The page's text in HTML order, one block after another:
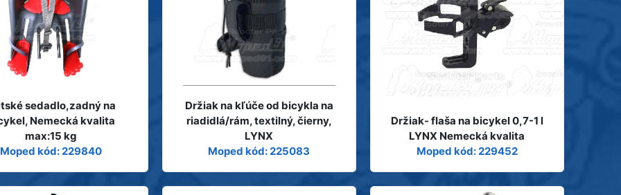
sedadlo,zadný na
Nemecká kvalita
max:15 kg
Moped kód: 229840
Držiak na kľúče od bicykla na
riadidlá/rám, textilný, čierny,
LYNX
Moped kód: 225083
Držiak- flaša na bicykel 0,7-1 l
LYNX Nemecká kvalita
Moped kód: 229452